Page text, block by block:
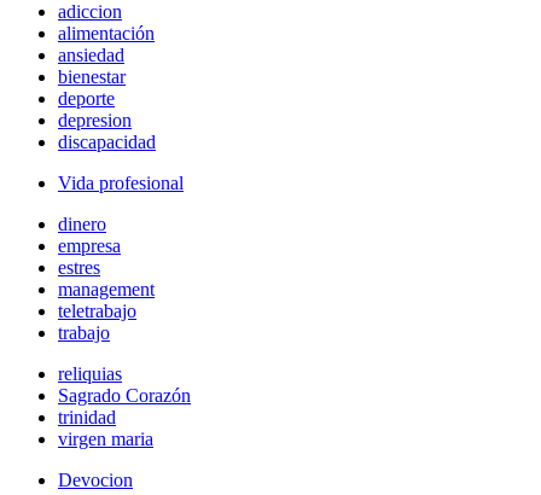
adiccion
alimentación
ansiedad
bienestar
deporte
depresion
discapacidad
Vida profesional
dinero
empresa
estres
management
teletrabajo
trabajo
reliquias
Sagrado Corazón
trinidad
virgen maria
Devocion